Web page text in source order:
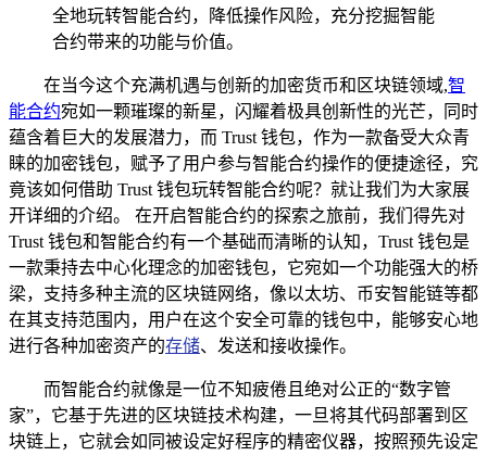
全地玩转智能合约，降低操作风险，充分挖掘智能
合约带来的功能与价值。
在当今这个充满机遇与创新的加密货币和区块链领域,智
能合约宛如一颗璀璨的新星，闪耀着极具创新性的光芒，同时
蕴含着巨大的发展潜力，而 Trust 钱包，作为一款备受大众青
睐的加密钱包，赋予了用户参与智能合约操作的便捷途径，究
竟该如何借助 Trust 钱包玩转智能合约呢？就让我们为大家展
开详细的介绍。 在开启智能合约的探索之旅前，我们得先对
Trust 钱包和智能合约有一个基础而清晰的认知，Trust 钱包是
一款秉持去中心化理念的加密钱包，它宛如一个功能强大的桥
梁，支持多种主流的区块链网络，像以太坊、币安智能链等都
在其支持范围内，用户在这个安全可靠的钱包中，能够安心地
进行各种加密资产的存储、发送和接收操作。
而智能合约就像是一位不知疲倦且绝对公正的“数字管
家”，它基于先进的区块链技术构建，一旦将其代码部署到区
块链上，它就会如同被设定好程序的精密仪器，按照预先设定